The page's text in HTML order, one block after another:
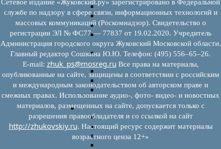
Федеральное законодательство
Региональное законодательство
Порядок формирования и ведения
Порядок предоставления имущества из
перечней
Нормативные правовые акты по
перечней
Административные регламенты
Программы по развитию МСП
Нормативные правовые акты по
мерам поддержки субъектов МСП
Имущество для бизнеса
Перечень имущества для МСП
Паспорта объектов, включенных в
Информация о льготах
Сетевое издание «Жуковский.ру» зарегистрировано в Федеральной
службе по надзору в сфере связи, информационных технологий и
массовых коммуникаций (Роскомнадзор). Свидетельство о
регистрации ЭЛ № ФС77 — 77837 от 19.02.2020. Учредитель
Администрация городского округа Жуковский Московской области.
Главный редактор Сошкина Ю.Ю. Телефон: (495) 556–65–26.
E‑mail: zhuk_ps@mosreg.ru Все права на материалы,
опубликованные на сайте, защищены в соответствии с российским
и международным законодательством об авторском праве и
смежных правах. Использование аудио-, фото- видео- и новостных
материалов, размещенных на сайте, допускается только с
разрешения правообладателя и со ссылкой на сайт
http://zhukovskiy.ru. Настоящий ресурс содержит материалы
возрастного ценза 12+»